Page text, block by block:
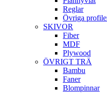
Reglar
Övriga
SKIVOR
Fiber
MDF
Plywood
ÖVRIGT TRÄ
Bambu
Faner
Blompinnar